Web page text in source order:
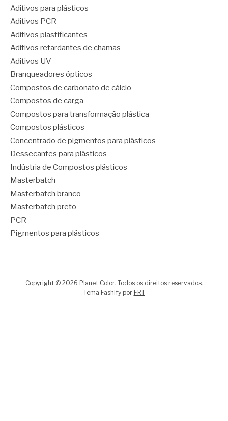
Aditivos para plásticos
Aditivos PCR
Aditivos plastificantes
Aditivos retardantes de chamas
Aditivos UV
Branqueadores ópticos
Compostos de carbonato de cálcio
Compostos de carga
Compostos para transformação plástica
Compostos plásticos
Concentrado de pigmentos para plásticos
Dessecantes para plásticos
Indústria de Compostos plásticos
Masterbatch
Masterbatch branco
Masterbatch preto
PCR
Pigmentos para plásticos
Copyright © 2026 Planet Color. Todos os direitos reservados.
Tema Fashify por FRT